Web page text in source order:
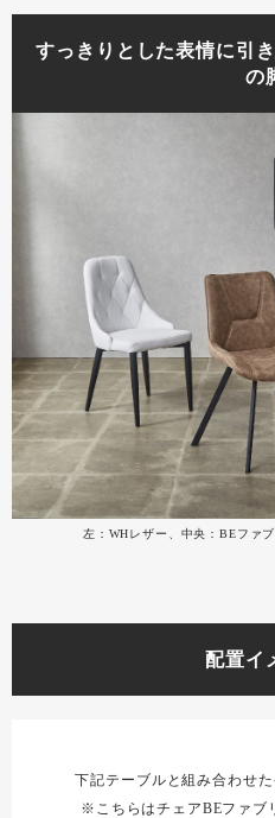
すっきりとした表情に引
の
左：WHレザー、中央：BEファ
配置イ
下記テーブルと組み合わせ
※こちらはチェアBEファブ